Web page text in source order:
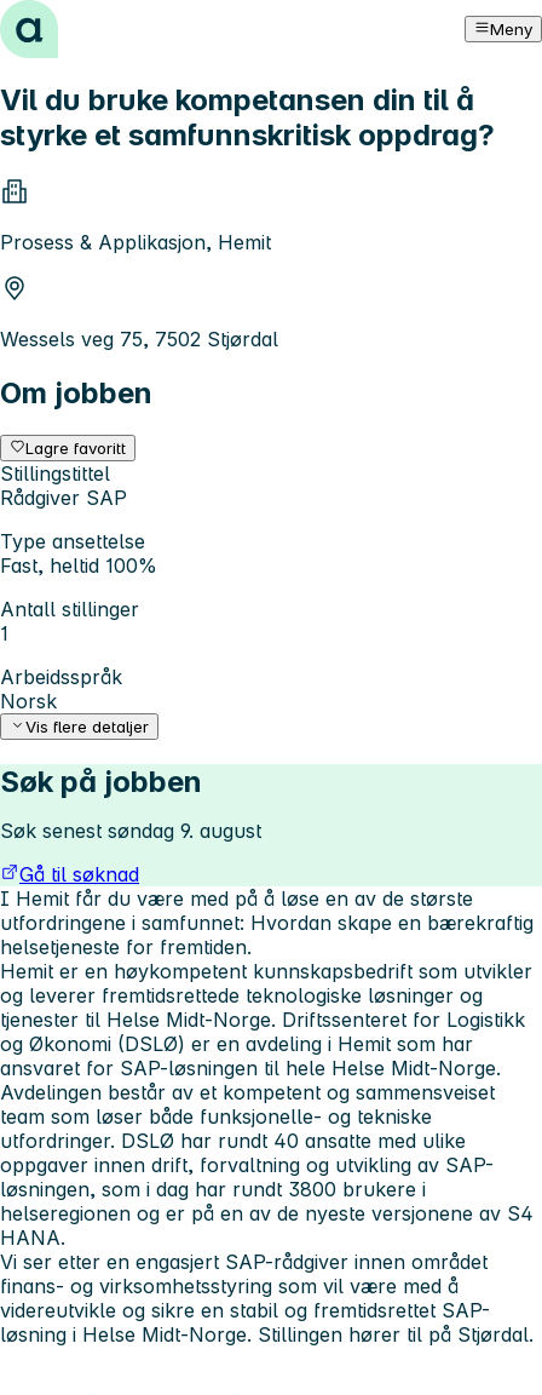
Hopp til innhold Meny
Vil du bruke kompetansen din til å
styrke et samfunnskritisk oppdrag?
Prosess & Applikasjon, Hemit
Wessels veg 75, 7502 Stjørdal
Om jobben
Lagre favoritt
Stillingstittel
Rådgiver SAP
Type ansettelse
Fast, heltid 100%
Antall stillinger
1
Arbeidsspråk
Norsk
Vis flere detaljer
Søk på jobben
Søk senest søndag 9. august
Gå til søknad
I Hemit får du være med på å løse en av de største
utfordringene i samfunnet: Hvordan skape en bærekraftig
helsetjeneste for fremtiden.
Hemit er en høykompetent kunnskapsbedrift som utvikler
og leverer fremtidsrettede teknologiske løsninger og
tjenester til Helse Midt-Norge. Driftssenteret for Logistikk
og Økonomi (DSLØ) er en avdeling i Hemit som har
ansvaret for SAP-løsningen til hele Helse Midt-Norge.
Avdelingen består av et kompetent og sammensveiset
team som løser både funksjonelle- og tekniske
utfordringer. DSLØ har rundt 40 ansatte med ulike
oppgaver innen drift, forvaltning og utvikling av SAP-
løsningen, som i dag har rundt 3800 brukere i
helseregionen og er på en av de nyeste versjonene av S4
HANA.
Vi ser etter en engasjert SAP-rådgiver innen området
finans- og virksomhetsstyring som vil være med å
videreutvikle og sikre en stabil og fremtidsrettet SAP-
løsning i Helse Midt-Norge. Stillingen hører til på Stjørdal.